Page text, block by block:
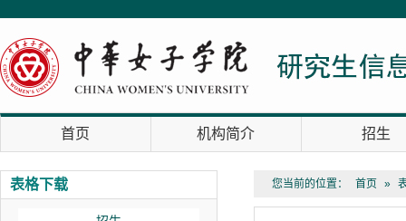
首页 机构简介 招生
表格下载 您当前的位置： 首页 »